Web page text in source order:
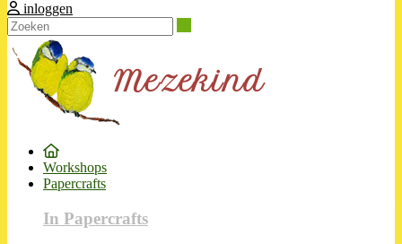
inloggen
Workshops
Papercrafts
In Papercrafts